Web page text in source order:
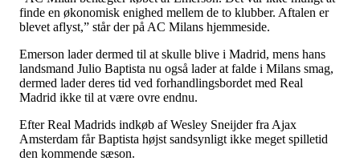
finde en økonomisk enighed mellem de to klubber. Aftalen er
blevet aflyst,” står der på AC Milans hjemmeside.
Emerson lader dermed til at skulle blive i Madrid, mens hans
landsmand Julio Baptista nu også lader at falde i Milans smag,
dermed lader deres tid ved forhandlingsbordet med Real
Madrid ikke til at være ovre endnu.
Efter Real Madrids indkøb af Wesley Sneijder fra Ajax
Amsterdam får Baptista højst sandsynligt ikke meget spilletid
den kommende sæson.